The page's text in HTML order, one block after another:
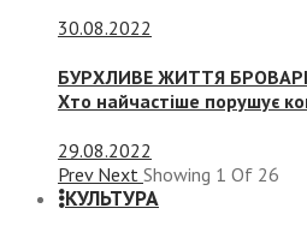
30.08.2022
БУРХЛИВЕ ЖИТТЯ
Хто найчастіше порушує
29.08.2022
Prev Next Showing 1 Of 26
КУЛЬТУРА